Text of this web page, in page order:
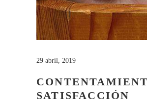
29 abril, 2019
SATISFACCIÓN